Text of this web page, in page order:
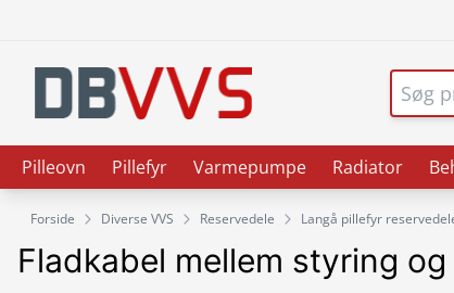
Pilleovn Pillefyr Varmepumpe Radiator
Forside Diverse VVS Reservedele Langå pillefyr
Fladkabel mellem styring